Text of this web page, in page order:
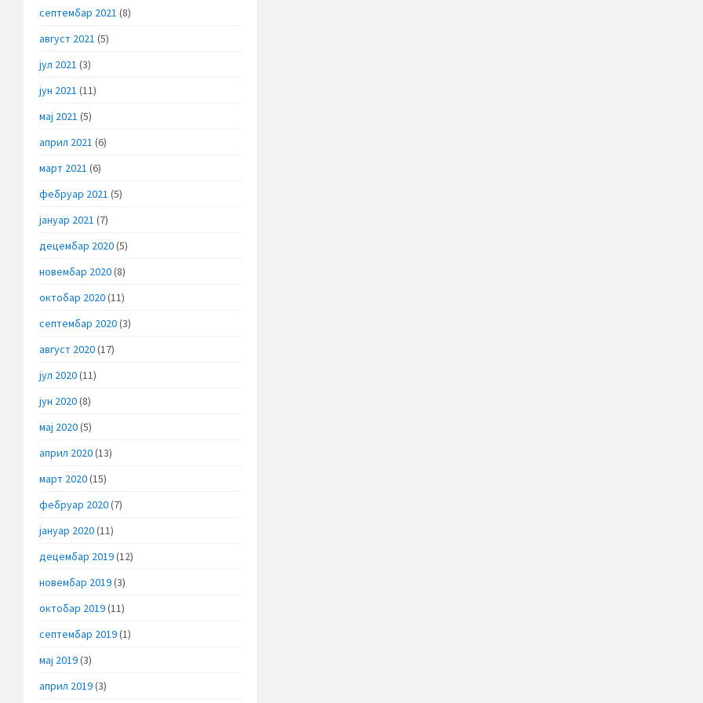
септембар 2021 (8)
август 2021 (5)
јул 2021 (3)
јун 2021 (11)
мај 2021 (5)
април 2021 (6)
март 2021 (6)
фебруар 2021 (5)
јануар 2021 (7)
децембар 2020(5)
новембар 2020(8)
октобар 2020(11)
септембар 2020(3)
август 2020(17)
јул 2020(11)
јун 2020(8)
мај 2020(5)
април 2020(13)
март 2020(15)
фебруар 2020(7)
јануар 2020(11)
децембар 2019(12)
новембар 2019(3)
октобар 2019(11)
септембар 2019(1)
мај 2019(3)
април 2019(3)